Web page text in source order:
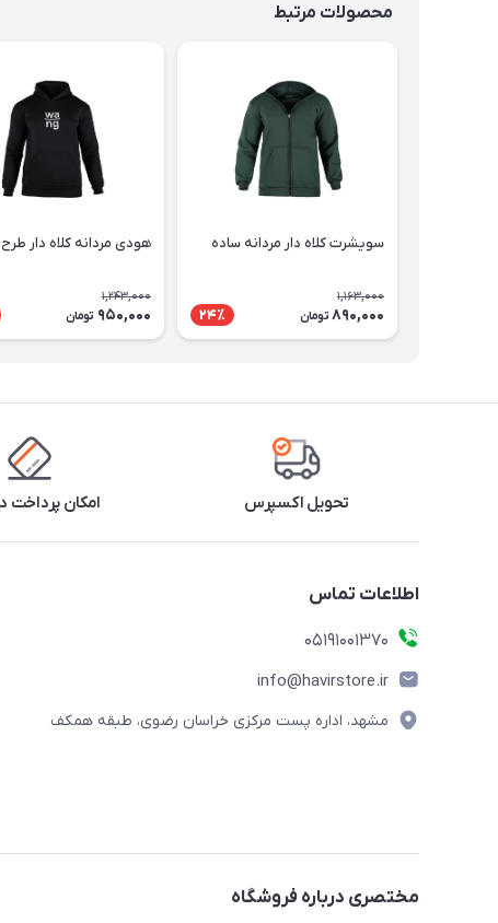
محصولات مرتبط
سویشرت کلاه دار مردانه ساده
1,163,000
890,000 تومان 24٪
هودی مردانه کلاه دار طرح دار
1,243,000
950,000 تومان
تحویل اکسپرس امکان پرداخت
اطلاعات تماس
05191001370
info@havirstore.ir
مشهد، اداره پست مرکزی خراسان رضوی، طبقه همکف
مختصری درباره فروشگاه